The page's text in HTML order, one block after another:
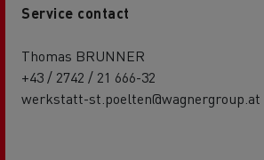
Service contact
Thomas BRUNNER
+43 / 2742 / 21 666-32
werkstatt-st.poelten@wagnergroup.at